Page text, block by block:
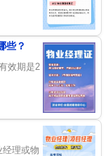
些？
效期是2
理或物